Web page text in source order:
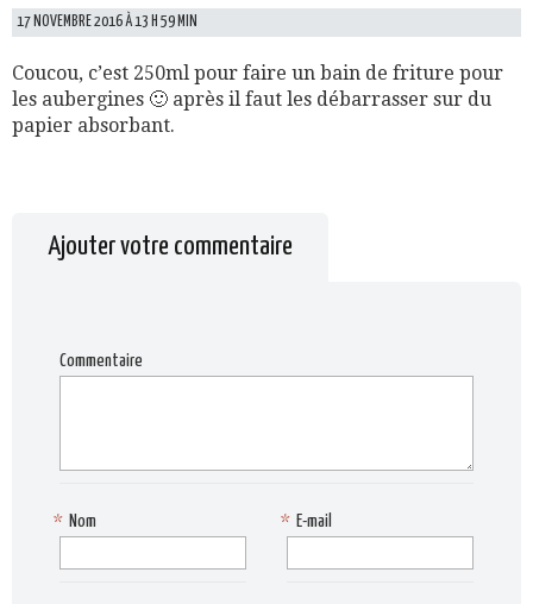
17 NOVEMBRE 2016 À 13 H 59 MIN
Coucou, c’est 250ml pour faire un bain de friture pour
les aubergines 🙂 après il faut les débarrasser sur du
papier absorbant.
Ajouter votre commentaire
Commentaire
Nom
* E-mail
*